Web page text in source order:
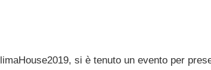
si è tenuto un evento per